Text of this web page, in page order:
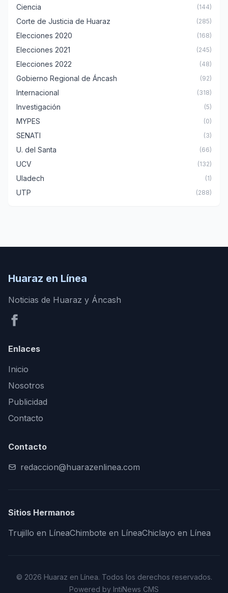
Ciencia (144)
Corte de Justicia de Huaraz (285)
Elecciones 2020 (168)
Elecciones 2021 (245)
Elecciones 2022 (48)
Gobierno Regional de Áncash (92)
Internacional (318)
Investigación (5)
MYPES (0)
SENATI (3)
U. del Santa (66)
UCV (132)
Uladech (1)
UTP (288)
Huaraz en Línea
Noticias de Huaraz y Áncash
Enlaces
Inicio
Nosotros
Publicidad
Contacto
Contacto
redaccion@huarazenlinea.com
Sitios Hermanos
Trujillo en LíneaChimbote en LíneaChiclayo en Línea
© 2026 Huaraz en Línea. Todos los derechos reservados.
Powered by IntiNews CMS